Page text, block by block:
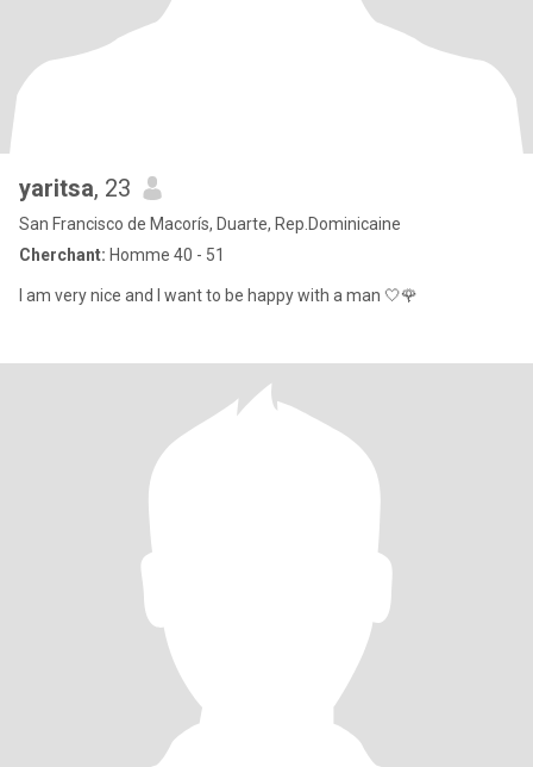
yaritsa, 23
San Francisco de Macorís, Duarte, Rep.Dominicaine
Cherchant: Homme 40 - 51
I am very nice and I want to be happy with a man 🤍🌹